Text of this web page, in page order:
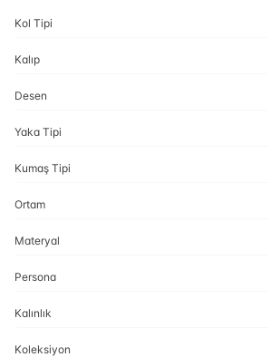
Kol Tipi
Kalıp
Desen
Yaka Tipi
Kumaş Tipi
Ortam
Materyal
Persona
Kalınlık
Koleksiyon